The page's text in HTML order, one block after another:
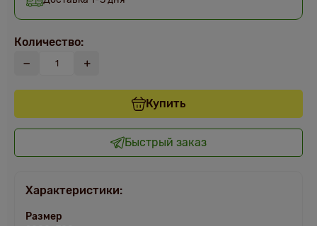
Количество:
Купить
Быстрый заказ
Характеристики:
Размер